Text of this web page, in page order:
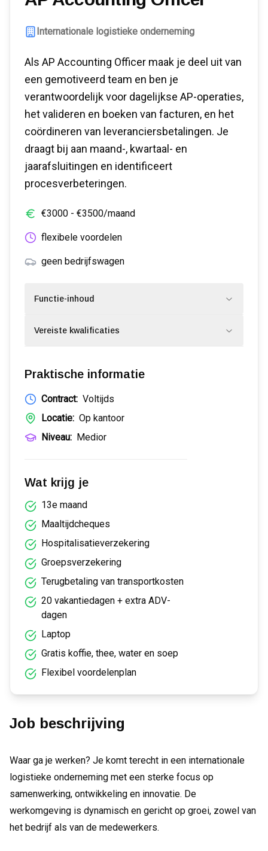
Internationale logistieke onderneming
Als AP Accounting Officer maak je deel uit van
een gemotiveerd team en ben je
verantwoordelijk voor dagelijkse AP-operaties,
het valideren en boeken van facturen, en het
coördineren van leveranciersbetalingen. Je
draagt bij aan maand-, kwartaal- en
jaarafsluitingen en identificeert
procesverbeteringen.
€3000 - €3500/maand
flexibele voordelen
geen bedrijfswagen
Functie-inhoud
Vereiste kwalificaties
Praktische informatie
Contract: Voltijds
Locatie: Op kantoor
Niveau: Medior
Wat krijg je
13e maand
Maaltijdcheques
Hospitalisatieverzekering
Groepsverzekering
Terugbetaling van transportkosten
20 vakantiedagen + extra ADV-
dagen
Laptop
Gratis koffie, thee, water en soep
Flexibel voordelenplan
Job beschrijving
Waar ga je werken? Je komt terecht in een internationale
logistieke onderneming met een sterke focus op
samenwerking, ontwikkeling en innovatie. De
werkomgeving is dynamisch en gericht op groei, zowel van
het bedrijf als van de medewerkers.